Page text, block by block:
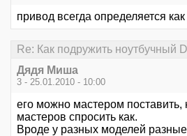
привод всегда определяется
Re: Как подружить ноутбучный
Дядя Миша
3 - 25.01.2010 - 10:00
его можно мастером поставить,
мастеров спросить как.
Вроде у разных моделей